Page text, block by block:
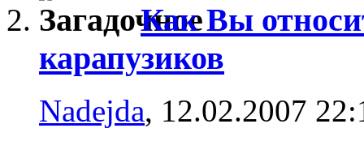
Как Вы
карапузиков
Nadejda, 12.02.2007